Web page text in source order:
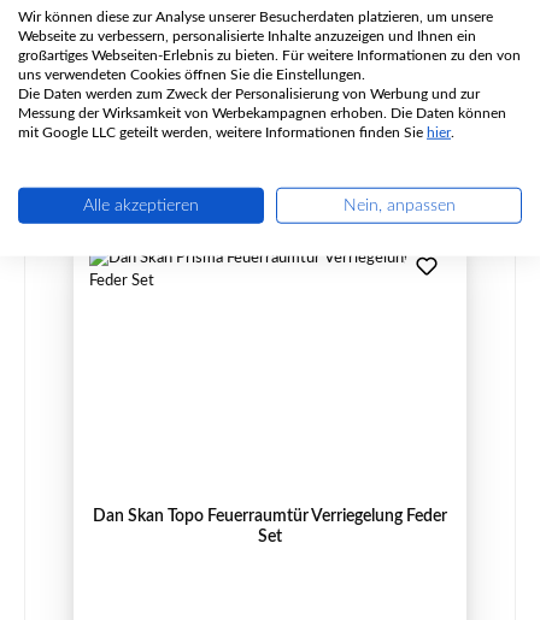
Dan Skan
Regulärer Preis:
146,90 €
Sofort verfügbar, Lieferzeit: 2-4 Tage
Dan Skan Topo Feuerraumtür Verriegelung Feder
Set
Wir können diese zur Analyse unserer Besucherdaten platzieren, um unsere
Webseite zu verbessern, personalisierte Inhalte anzuzeigen und Ihnen ein
großartiges Webseiten-Erlebnis zu bieten. Für weitere Informationen zu den von
uns verwendeten Cookies öffnen Sie die Einstellungen.
Die Daten werden zum Zweck der Personalisierung von Werbung und zur
Messung der Wirksamkeit von Werbekampagnen erhoben. Die Daten können
mit Google LLC geteilt werden, weitere Informationen finden Sie hier.
Alle akzeptieren Nein, anpassen